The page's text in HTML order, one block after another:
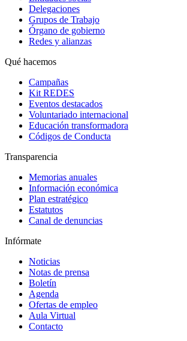
Delegaciones
Grupos de Trabajo
Órgano de gobierno
Redes y alianzas
Qué hacemos
Campañas
Kit REDES
Eventos destacados
Voluntariado internacional
Educación transformadora
Códigos de Conducta
Transparencia
Memorias anuales
Información económica
Plan estratégico
Estatutos
Canal de denuncias
Infórmate
Noticias
Notas de prensa
Boletín
Agenda
Ofertas de empleo
Aula Virtual
Contacto